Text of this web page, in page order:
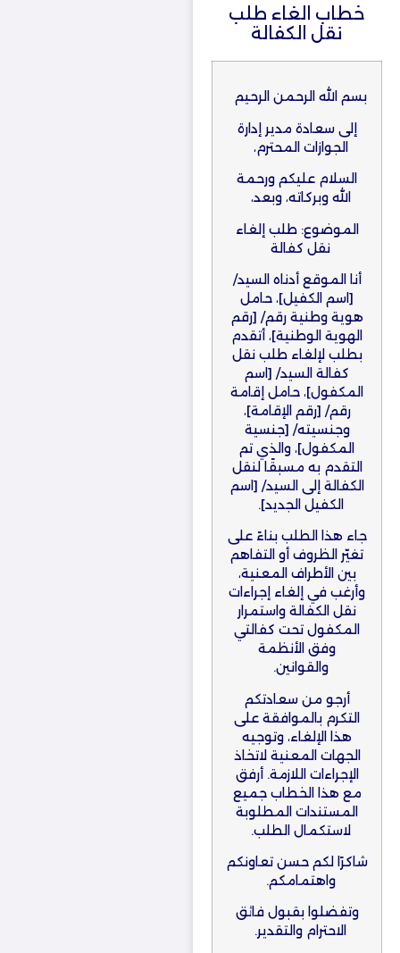
خطاب الغاء طلب
نقل الكفالة
بسم الله الرحمن الرحيم
إلى سعادة مدير إدارة
الجوازات المحترم،
السلام عليكم ورحمة
الله وبركاته، وبعد،
الموضوع: طلب إلغاء
نقل كفالة
أنا الموقع أدناه السيد/
[اسم الكفيل]، حامل
هوية وطنية رقم/ [رقم
الهوية الوطنية]، أتقدم
بطلب لإلغاء طلب نقل
كفالة السيد/ [اسم
المكفول]، حامل إقامة
رقم/ [رقم الإقامة]،
وجنسيته/ [جنسية
المكفول]، والذي تم
التقدم به مسبقًا لنقل
الكفالة إلى السيد/ [اسم
الكفيل الجديد].
جاء هذا الطلب بناءً على
تغيّر الظروف أو التفاهم
بين الأطراف المعنية،
وأرغب في إلغاء إجراءات
نقل الكفالة واستمرار
المكفول تحت كفالتي
وفق الأنظمة
والقوانين.
أرجو من سعادتكم
التكرم بالموافقة على
هذا الإلغاء، وتوجيه
الجهات المعنية لاتخاذ
الإجراءات اللازمة. أرفق
مع هذا الخطاب جميع
المستندات المطلوبة
لاستكمال الطلب.
شاكرًا لكم حسن تعاونكم
واهتمامكم.
وتفضلوا بقبول فائق
الاحترام والتقدير.